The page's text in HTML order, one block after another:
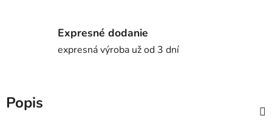
Expresné dodanie
expresná výroba už od 3 dní
Popis